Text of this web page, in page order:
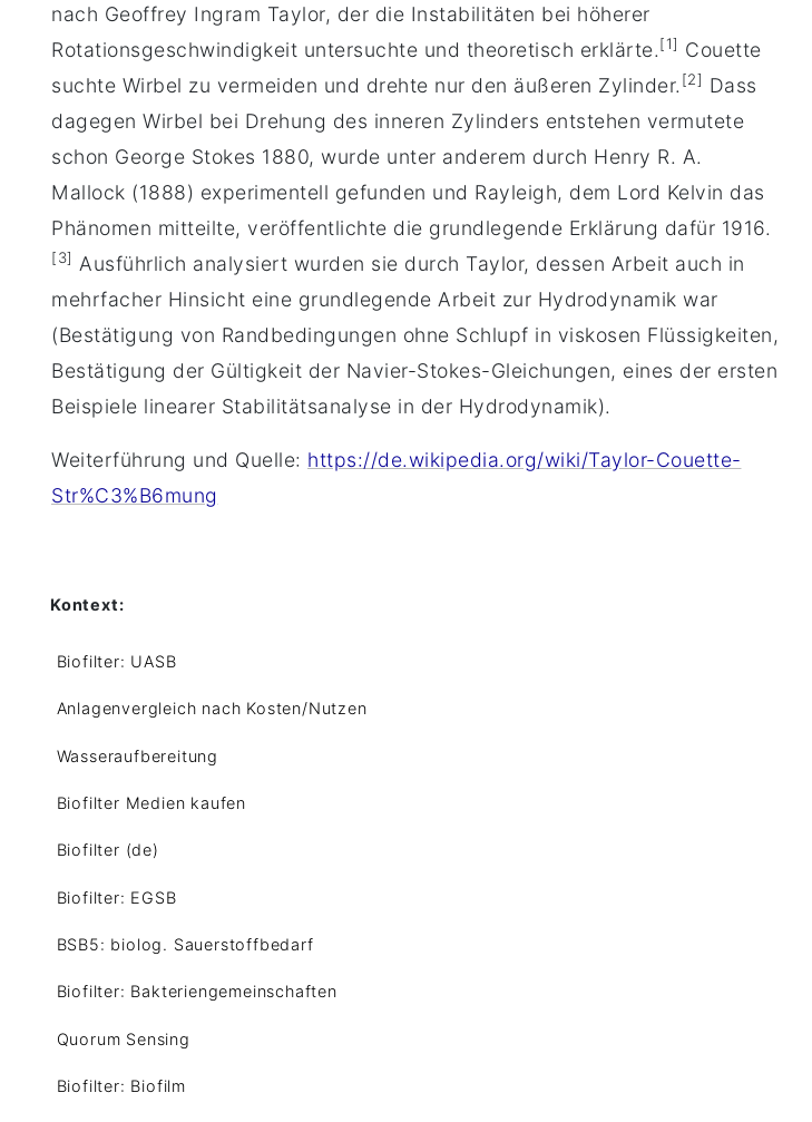
nach Geoffrey Ingram Taylor, der die Instabilitäten bei höherer
Rotationsgeschwindigkeit untersuchte und theoretisch erklärte.[1] Couette
suchte Wirbel zu vermeiden und drehte nur den äußeren Zylinder. [2] Dass
dagegen Wirbel bei Drehung des inneren Zylinders entstehen vermutete
schon George Stokes 1880, wurde unter anderem durch Henry R. A.
Mallock (1888) experimentell gefunden und Rayleigh, dem Lord Kelvin das
Phänomen mitteilte, veröffentlichte die grundlegende Erklärung dafür 1916.
[3] Ausführlich analysiert wurden sie durch Taylor, dessen Arbeit auch in
mehrfacher Hinsicht eine grundlegende Arbeit zur Hydrodynamik war
(Bestätigung von Randbedingungen ohne Schlupf in viskosen Flüssigkeiten,
Bestätigung der Gültigkeit der Navier-Stokes-Gleichungen, eines der ersten
Beispiele linearer Stabilitätsanalyse in der Hydrodynamik).
Weiterführung und Quelle: https://de.wikipedia.org/wiki/Taylor-Couette-
Str%C3%B6mung
Kontext:
Biofilter: UASB
Anlagenvergleich nach Kosten/Nutzen
Wasseraufbereitung
Biofilter Medien kaufen
Biofilter (de)
Biofilter: EGSB
BSB5: biolog. Sauerstoffbedarf
Biofilter: Bakteriengemeinschaften
Quorum Sensing
Biofilter: Biofilm